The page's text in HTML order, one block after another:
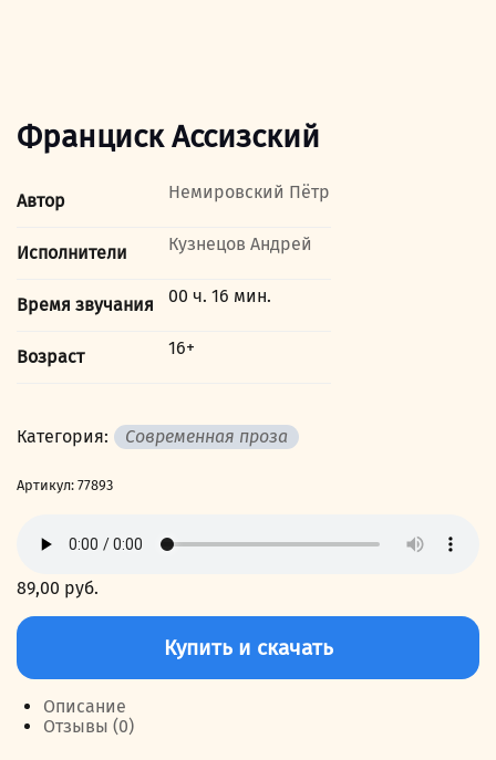
Франциск Ассизский
Автор Немировский Пётр
Исполнители Кузнецов Андрей
Время звучания 00 ч. 16 мин.
Возраст 16+
Категория: Современная проза
Артикул: 77893
89,00 руб.
Количество
Франциск
Ассизский
Купить и скачать
Описание
Отзывы (0)